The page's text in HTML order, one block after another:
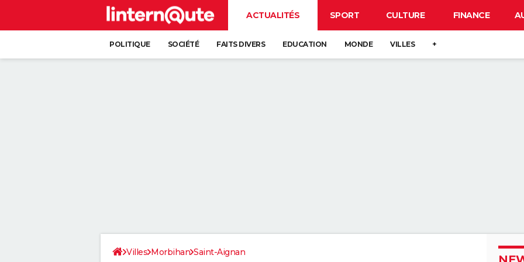
ACTUALITÉS SPORT CULTURE FINANCE
POLITIQUE SOCIÉTÉ FAITS DIVERS EDUCATION MONDE VILLES +
Villes Morbihan Saint-Aignan